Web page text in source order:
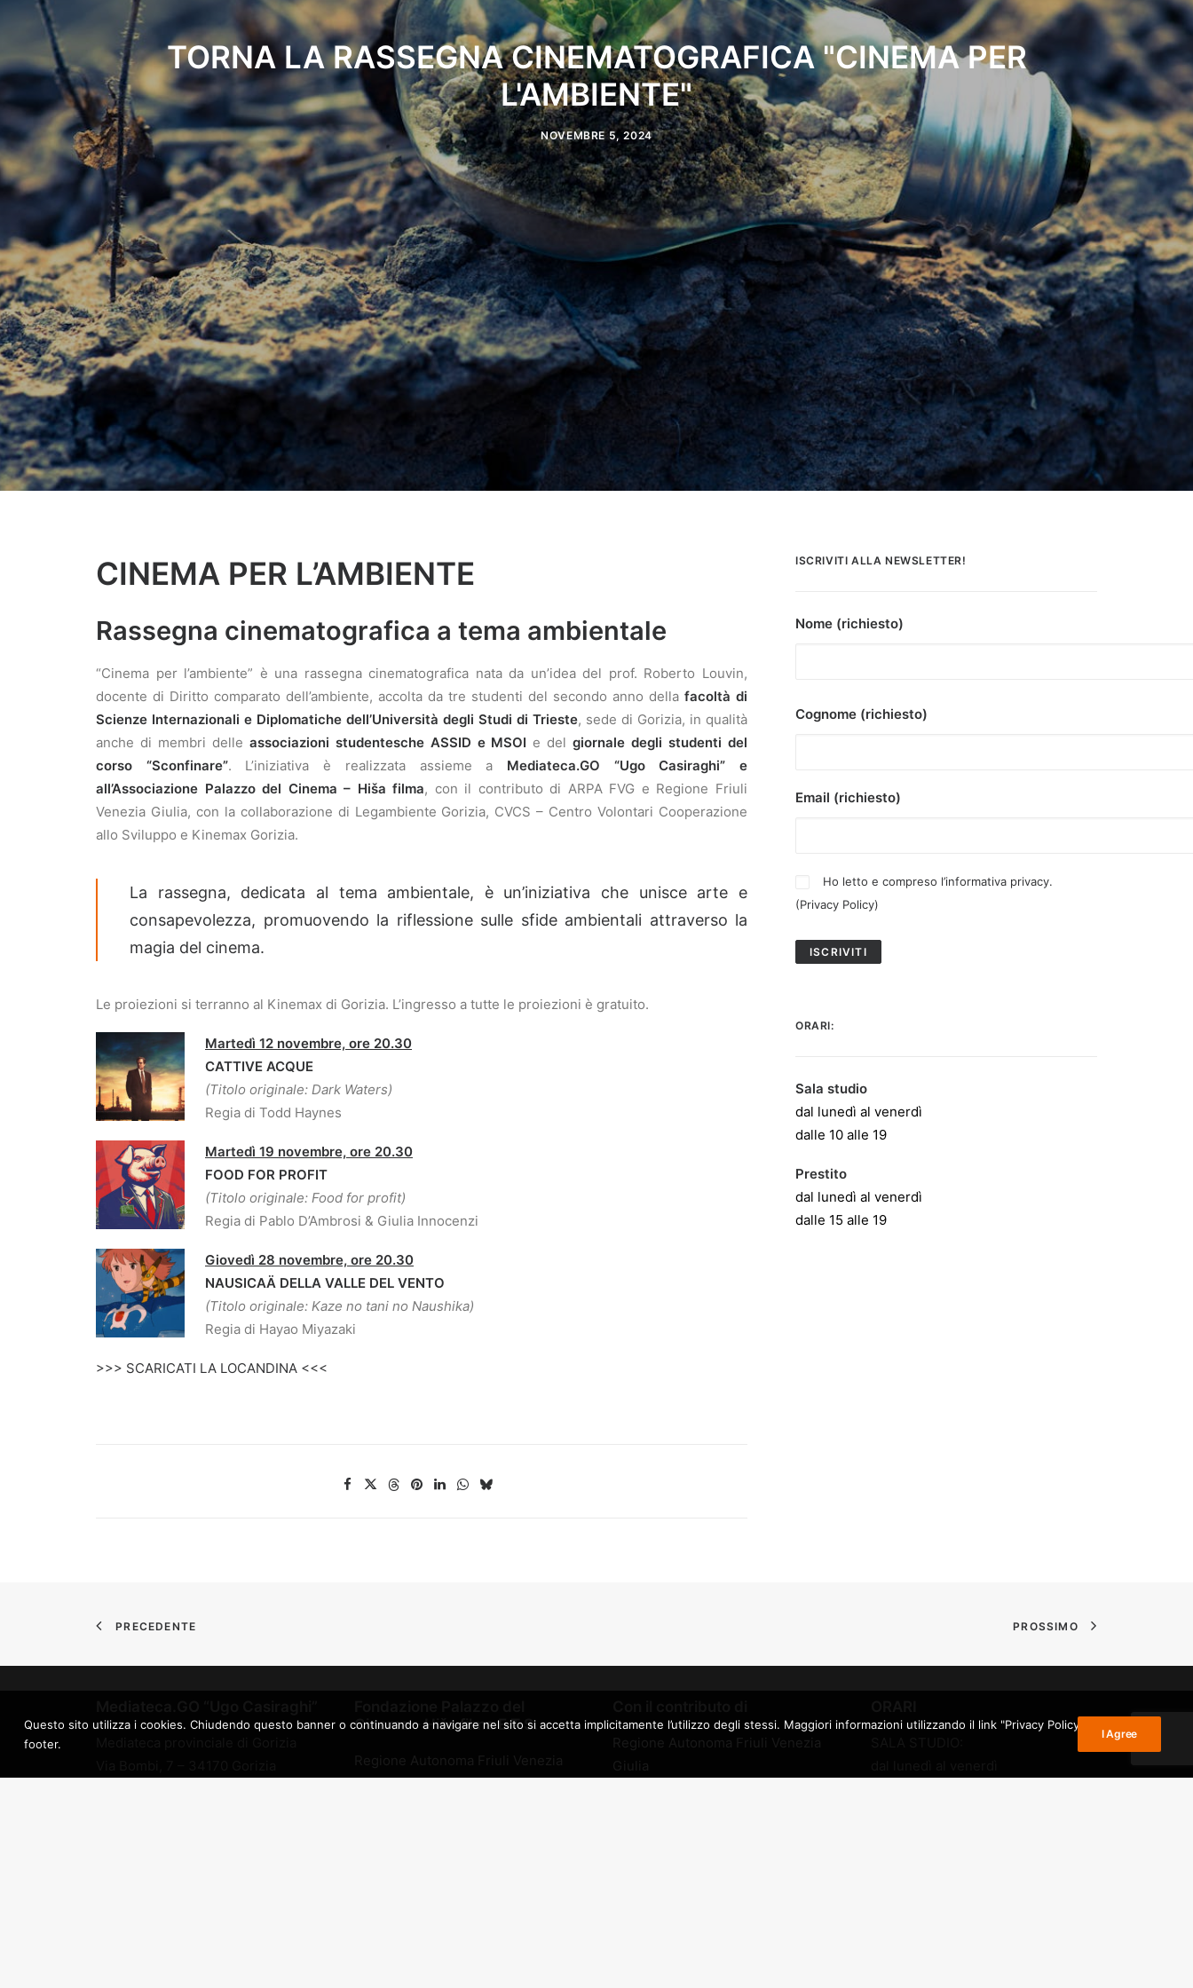
TORNA LA RASSEGNA CINEMATOGRAFICA "CINEMA PER
L'AMBIENTE"
NOVEMBRE 5, 2024
CINEMA PER L’AMBIENTE
Rassegna cinematografica a tema ambientale
“Cinema per l’ambiente” è una rassegna cinematografica nata da un’idea del prof. Roberto Louvin,
docente di Diritto comparato dell’ambiente, accolta da tre studenti del secondo anno della facoltà di
Scienze Internazionali e Diplomatiche dell’Università degli Studi di Trieste, sede di Gorizia, in qualità
anche di membri delle associazioni studentesche ASSID e MSOI e delgiornale degli studenti del
corso “Sconfinare”. L’iniziativa è realizzata assieme a Mediateca.GO “Ugo Casiraghi” e
all’Associazione Palazzo del Cinema – Hiša filma, con il contributo di ARPA FVG e Regione Friuli
Venezia Giulia, con la collaborazione di Legambiente Gorizia, CVCS – Centro Volontari Cooperazione
allo Sviluppo e Kinemax Gorizia.
La rassegna, dedicata al tema ambientale, è un’iniziativa che unisce arte e
consapevolezza, promuovendo la riflessione sulle sfide ambientali attraverso la
magia del cinema.
Le proiezioni si terranno al Kinemax di Gorizia. L’ingresso a tutte le proiezioni è gratuito.
Martedì 12 novembre, ore 20.30
CATTIVE ACQUE
(Titolo originale: Dark Waters)
Regia di Todd Haynes
Martedì 19 novembre, ore 20.30
FOOD FOR PROFIT
(Titolo originale: Food for profit)
Regia di Pablo D’Ambrosi & Giulia Innocenzi
Giovedì 28 novembre, ore 20.30
NAUSICAÄ DELLA VALLE DEL VENTO
(Titolo originale: Kaze no tani no Naushika)
Regia di Hayao Miyazaki
>>> SCARICATI LA LOCANDINA <<<
ISCRIVITI ALLA NEWSLETTER!
Nome (richiesto)
Cognome (richiesto)
Email (richiesto)
Ho letto e compreso l’informativa privacy.
(Privacy Policy)
ORARI:
Sala studio
dal lunedì al venerdì
dalle 10 alle 19
Prestito
dal lunedì al venerdì
dalle 15 alle 19
PRECEDENTE PROSSIMO
Cinema – Hiša filma E.T.S.
Giulia
Questo sito utilizza i cookies. Chiudendo questo banner o continuando a navigare nel sito si accetta implicitamente l’utilizzo degli stessi. Maggiori informazioni utilizzando il link "Privacy Policy" nel
footer.
I Agree